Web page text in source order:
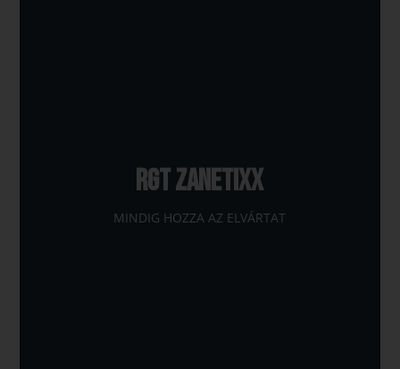
RGT ZANETIXX
MINDIG HOZZA AZ ELVÁRTAT